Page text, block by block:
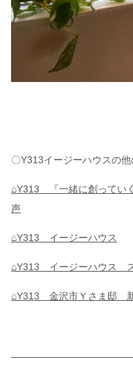
〇Y313イージーハウスの
⌂Y313
『一緒に創って
声
⌂Y313 イージーハウス
⌂Y313 イージーハウス
⌂Y313 金沢市Ｙさま邸